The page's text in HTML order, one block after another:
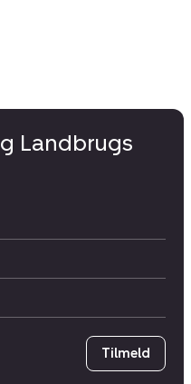
Landbrugs
Tilmeld